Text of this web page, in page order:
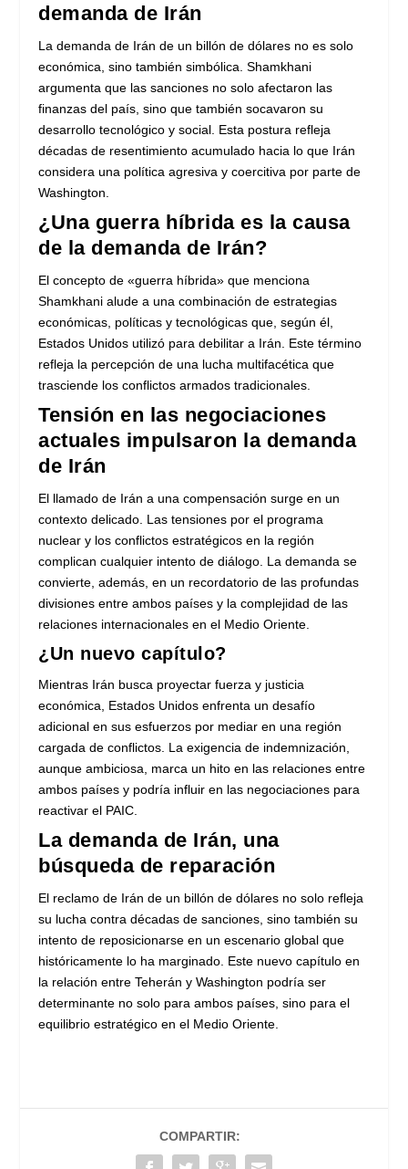
demanda de Irán
La demanda de Irán de un billón de dólares no es solo
económica, sino también simbólica. Shamkhani
argumenta que las sanciones no solo afectaron las
finanzas del país, sino que también socavaron su
desarrollo tecnológico y social. Esta postura refleja
décadas de resentimiento acumulado hacia lo que Irán
considera una política agresiva y coercitiva por parte de
Washington.
¿Una guerra híbrida es la causa
de la demanda de Irán?
El concepto de «guerra híbrida» que menciona
Shamkhani alude a una combinación de estrategias
económicas, políticas y tecnológicas que, según él,
Estados Unidos utilizó para debilitar a Irán. Este término
refleja la percepción de una lucha multifacética que
trasciende los conflictos armados tradicionales.
Tensión en las negociaciones
actuales impulsaron la demanda
de Irán
El llamado de Irán a una compensación surge en un
contexto delicado. Las tensiones por el programa
nuclear y los conflictos estratégicos en la región
complican cualquier intento de diálogo. La demanda se
convierte, además, en un recordatorio de las profundas
divisiones entre ambos países y la complejidad de las
relaciones internacionales en el Medio Oriente.
¿Un nuevo capítulo?
Mientras Irán busca proyectar fuerza y justicia
económica, Estados Unidos enfrenta un desafío
adicional en sus esfuerzos por mediar en una región
cargada de conflictos. La exigencia de indemnización,
aunque ambiciosa, marca un hito en las relaciones entre
ambos países y podría influir en las negociaciones para
reactivar el PAIC.
La demanda de Irán, una
búsqueda de reparación
El reclamo de Irán de un billón de dólares no solo refleja
su lucha contra décadas de sanciones, sino también su
intento de reposicionarse en un escenario global que
históricamente lo ha marginado. Este nuevo capítulo en
la relación entre Teherán y Washington podría ser
determinante no solo para ambos países, sino para el
equilibrio estratégico en el Medio Oriente.
COMPARTIR: